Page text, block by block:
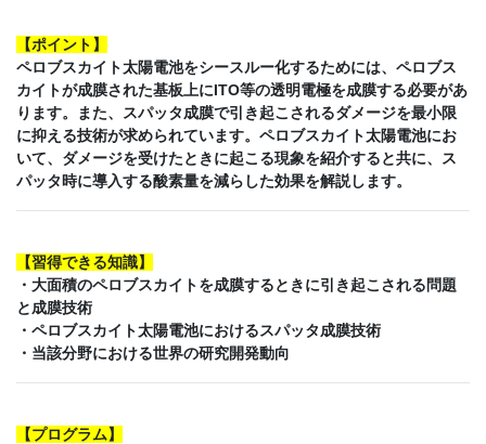
【ポイント】
ペロブスカイト太陽電池をシースルー化するためには、ペロブス
カイトが成膜された基板上にITO等の透明電極を成膜する必要があ
ります。また、スパッタ成膜で引き起こされるダメージを最小限
に抑える技術が求められています。ペロブスカイト太陽電池にお
いて、ダメージを受けたときに起こる現象を紹介すると共に、ス
パッタ時に導入する酸素量を減らした効果を解説します。
【習得できる知識】
・大面積のペロブスカイトを成膜するときに引き起こされる問題
と成膜技術
・ペロブスカイト太陽電池におけるスパッタ成膜技術
・当該分野における世界の研究開発動向
【プログラム】